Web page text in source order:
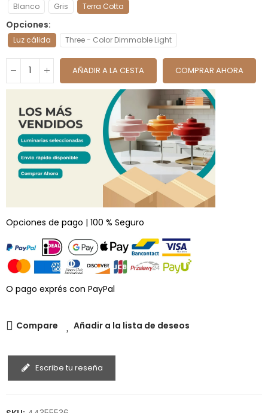
Blanco Gris Terra Cotta
Opciones
Luz cálida Three - Color Dimmable Light
AÑADIR A LA CESTA COMPRAR AHORA
Opciones de pago | 100 % Seguro
O pago exprés con PayPal
Compare Añadir a la lista de deseos
Escribe tu reseña